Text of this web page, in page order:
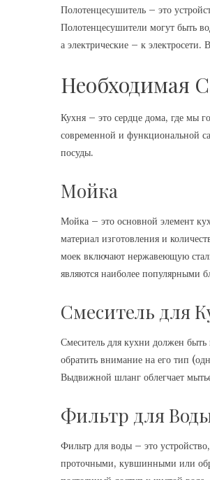
Полотенцесушитель – это
Полотенцесушители могут быть
а электрические – к
Необходимая
Кухня – это сердце дома, где мы
современной и функциональной
посуды.
Мойка
Мойка – это основной элемент
материал изготовления и
моек включают нержавеющую
являются наиболее популярными
Смеситель для
Смеситель для кухни должен
обратить внимание на его тип
Выдвижной шланг облегчает
Фильтр для
Фильтр для воды – это
проточными, кувшинными или